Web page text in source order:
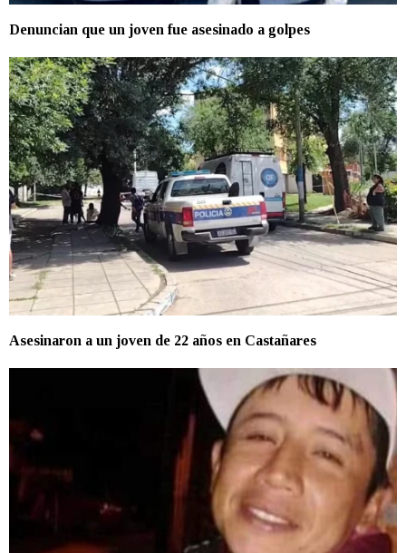
Denuncian que un joven fue asesinado a golpes
Asesinaron a un joven de 22 años en Castañares